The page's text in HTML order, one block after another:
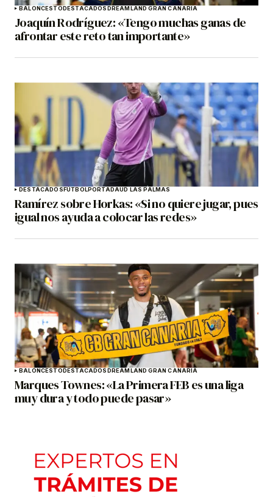
BALONCESTO DESTACADOS DREAMLAND GRAN CANARIA
Joaquín Rodríguez: «Tengo muchas ganas de
afrontar este reto tan importante»
DESTACADOS FÚTBOLPORTADAUD LAS PALMAS
Ramírez sobre Horkas: «Si no quiere jugar, pues
igual nos ayuda a colocar las redes»
BALONCESTO DESTACADOS DREAMLAND GRAN CANARIA
Marques Townes: «La Primera FEB es una liga
muy dura y todo puede pasar»